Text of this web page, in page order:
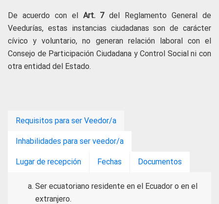
De acuerdo con el Art. 7del Reglamento General de
Veedurías, estas instancias ciudadanas son de carácter
cívico y voluntario, no generan relación laboral con el
Consejo de Participación Ciudadana y Control Social ni con
otra entidad del Estado.
Requisitos para ser Veedor/a
Inhabilidades para ser veedor/a
Lugar de recepción Fechas Documentos
Ser ecuatoriano residente en el Ecuador o en el
extranjero.